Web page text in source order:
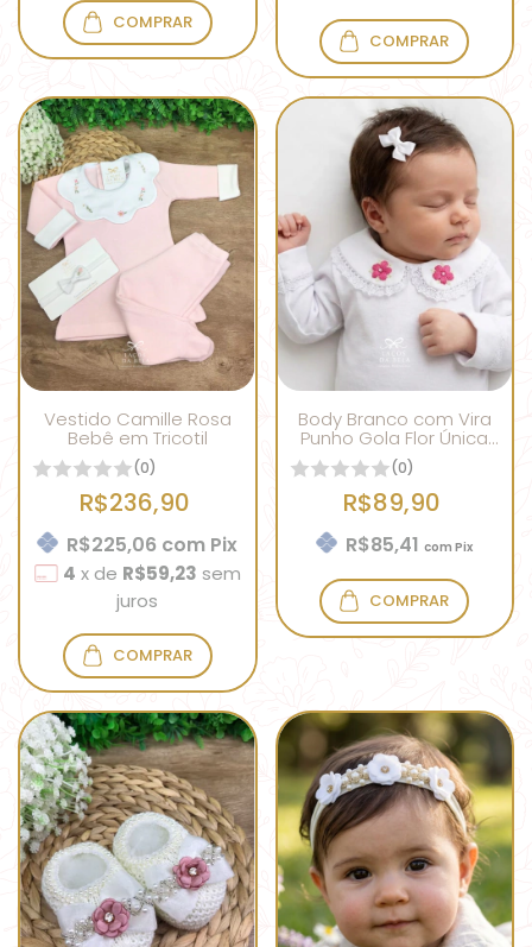
COMPRAR
COMPRAR
Vestido Camille Rosa
Bebê em Tricotil
(0)
R$236,90
R$225,06 com Pix
4 x de R$59,23 sem
juros
COMPRAR
Body Branco com Vira
Punho Gola Flor Única
Pink
(0)
R$89,90
R$85,41com Pix
COMPRAR